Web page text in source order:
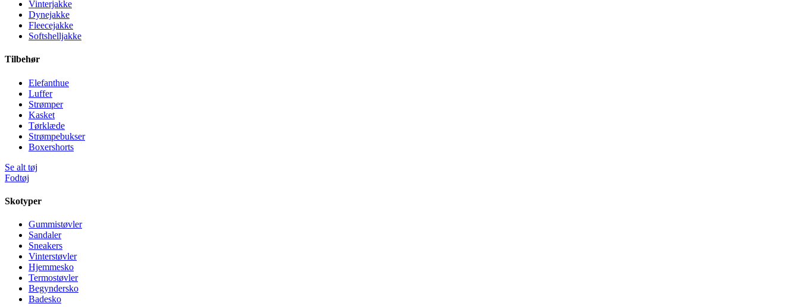
Vinterjakke
Dynejakke
Fleecejakke
Softshelljakke
Tilbehør
Elefanthue
Luffer
Strømper
Kasket
Tørklæde
Strømpebukser
Boxershorts
Se alt tøj
Fodtøj
Skotyper
Gummistøvler
Sandaler
Sneakers
Vinterstøvler
Hjemmesko
Termostøvler
Begyndersko
Badesko